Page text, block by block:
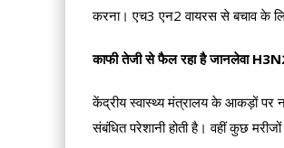
करना। एच3 एन2 वायरस से बचाव के
काफी तेजी से फैल रहा है जानलेवा
केंद्रीय स्वास्थ्य मंत्रालय के आकड़ों
संबंधित परेशानी होती है। वहीं कुछ